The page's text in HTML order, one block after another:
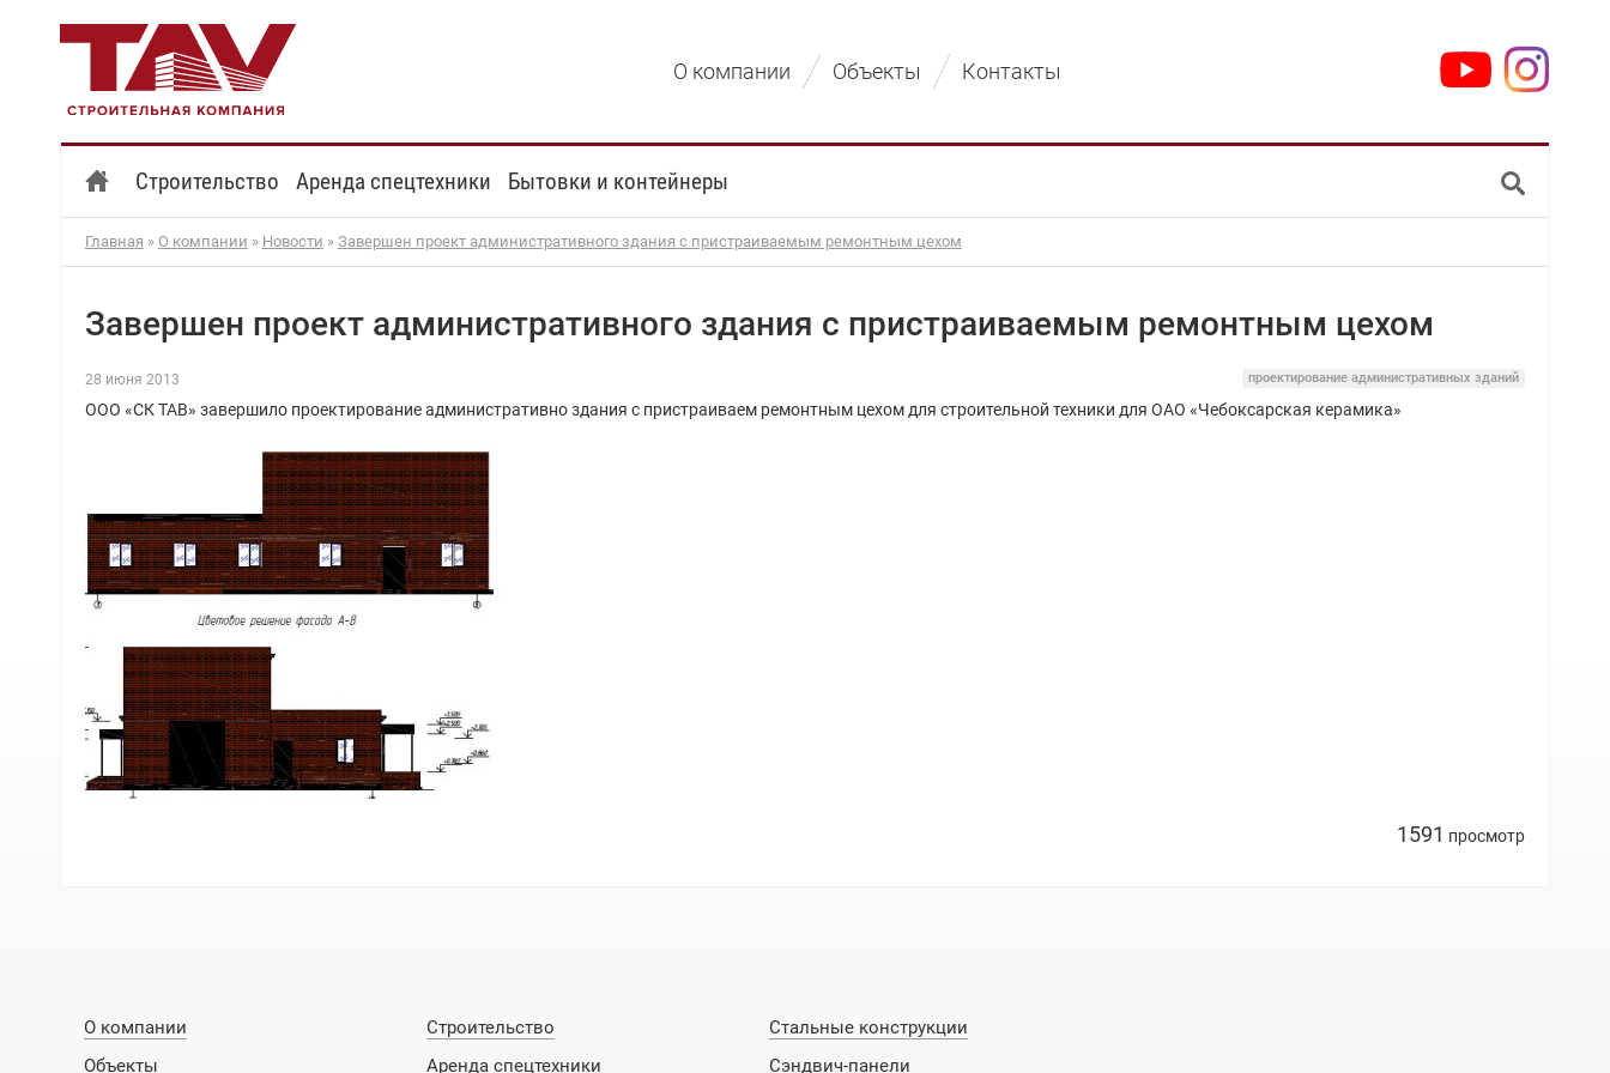
О компании Объекты Контакты
Строительство Аренда спецтехники Бытовки и контейнеры
Главная » О компании » Новости » Завершен проект административного здания с пристраиваемым ремонтным цехом
Завершен проект административного здания с пристраиваемым ремонтным цехом
28 июня 2013 проектирование административных зданий
ООО «СК ТАВ» завершило проектирование административно здания с пристраиваем ремонтным цехом для строительной техники для ОАО «Чебоксарская керамика»
1591 просмотр
О компании
Объекты
Строительство
Аренда спецтехники
Стальные конструкции
Сэндвич-панели